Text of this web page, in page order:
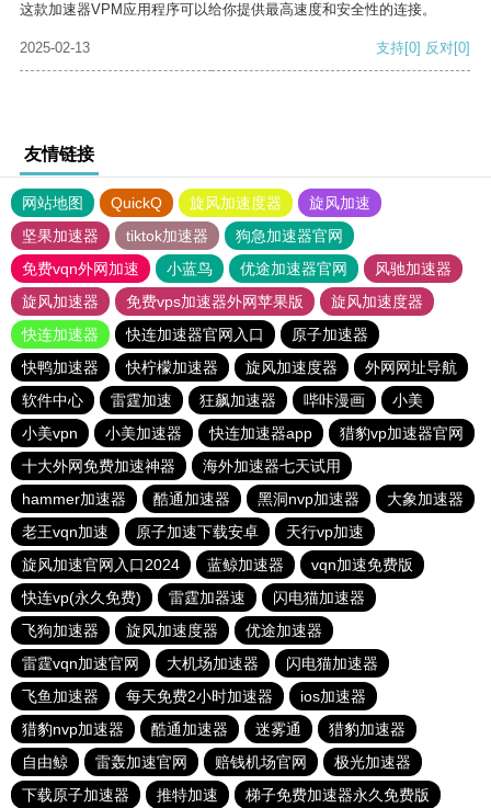
这款加速器VPM应用程序可以给你提供最高速度和安全性的连接。
2025-02-13 支持[0] 反对[0]
友情链接
网站地图 QuickQ 旋风加速度器
旋风加速
坚果加速器
tiktok加速器
狗急加速器官网
免费vqn外网加速
小蓝鸟 优途加速器官网
风驰加速器
旋风加速器
免费vps加速器外网苹果版
旋风加速度器
快连加速器
快连加速器官网入口
原子加速器
快鸭加速器
快柠檬加速器 旋风加速度器
外网网址导航
软件中心
雷霆加速 狂飙加速器 哔咔漫画
小美
小美vpn
小美加速器 快连加速器app
猎豹vp加速器官网
十大外网免费加速神器
海外加速器七天试用
hammer加速器
酷通加速器 黑洞nvp加速器
大象加速器
老王vqn加速
原子加速下载安卓
天行vp加速
旋风加速官网入口2024
蓝鲸加速器
vqn加速免费版
快连vp(永久免费)
雷霆加器速
闪电猫加速器
飞狗加速器
旋风加速度器
优途加速器
雷霆vqn加速官网
大机场加速器
闪电猫加速器
飞鱼加速器
每天免费2小时加速器
ios加速器
猎豹nvp加速器
酷通加速器 迷雾通
猎豹加速器
自由鲸
雷轰加速官网 赔钱机场官网
极光加速器
下载原子加速器
推特加速 梯子免费加速器永久免费版